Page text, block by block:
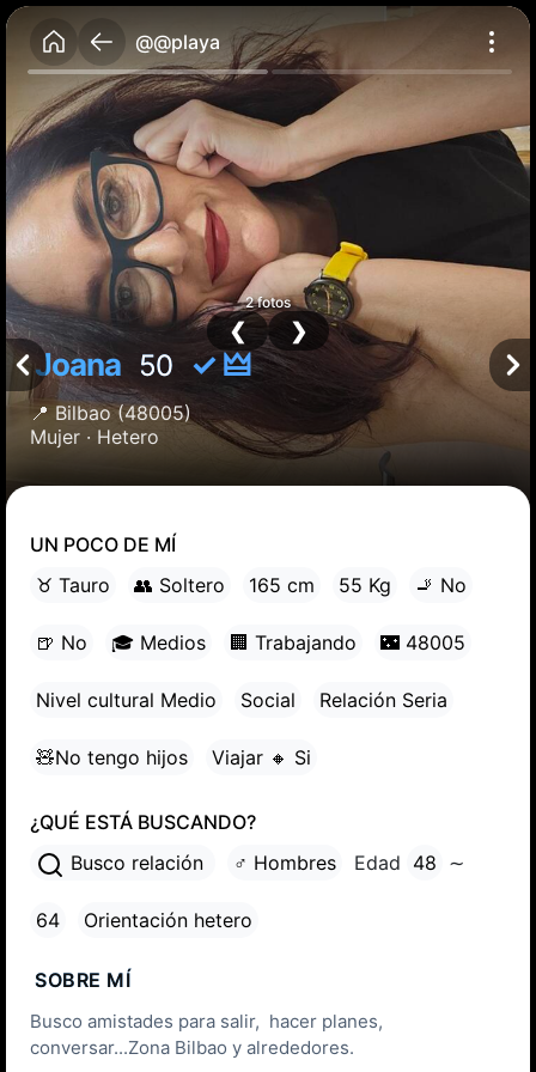
@@playa
Joana 50 ✓ 🜲
📍 Bilbao (48005)
Mujer · Hetero
2 fotos
❮ ❯
UN POCO DE MÍ
♉ Tauro
👥 Soltero 165 cm 55 Kg 🚬 No
🍺 No 🎓 Medios 🏢 Trabajando 🌃 48005
Nivel cultural Medio Social Relación Seria
🧸No tengo hijos Viajar 🔸 Si
¿QUÉ ESTÁ BUSCANDO?
Busco relación
♂ Hombres Edad 48 ∼
64 Orientación hetero
SOBRE MÍ
Busco amistades para salir, hacer planes,
conversar...Zona Bilbao y alrededores.